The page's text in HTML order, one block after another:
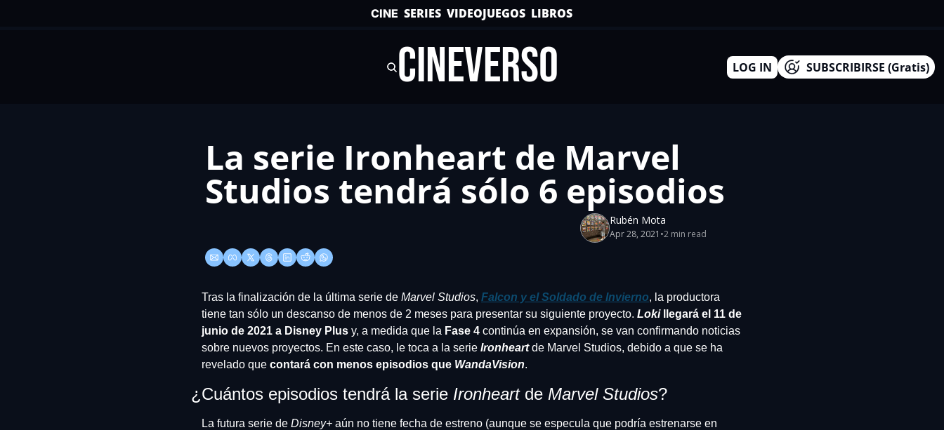
CINE SERIES VIDEOJUEGOS LIBROS
CINEVERSO LOG IN SUBSCRIBIRSE (Gratis)
La serie Ironheart de Marvel
Studios tendrá sólo 6 episodios
Rubén Mota
Apr 28, 2021 •2 min read
Tras la finalización de la última serie de Marvel Studios, Falcon y el Soldado de Invierno, la productora
tiene tan sólo un descanso de menos de 2 meses para presentar su siguiente proyecto. Loki
llegará el 11 de
junio de 2021 a Disney Plus y, a medida que la Fase 4 continúa en expansión, se van confirmando noticias
sobre nuevos proyectos. En este caso, le toca a la serie Ironheart de Marvel Studios, debido a que se ha
revelado que contará con menos episodios que WandaVision.
¿Cuántos episodios tendrá la serie Ironheart de Marvel Studios?
La futura serie de Disney+ aún no tiene fecha de estreno (aunque se especula que podría estrenarse en